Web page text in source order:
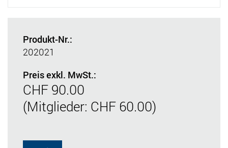
Produkt-Nr.:
202021
Preis exkl. MwSt.:
CHF 90.00
(Mitglieder: CHF 60.00)